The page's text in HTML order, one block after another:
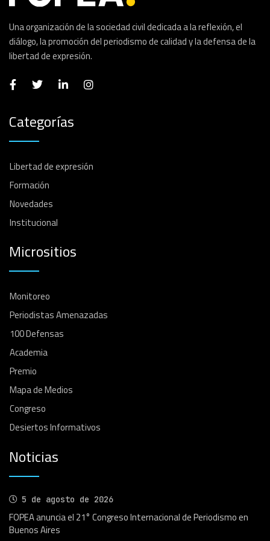
Una organización de la sociedad civil dedicada a la reflexión, el
diálogo, la promoción del periodismo de calidad y la defensa de la
libertad de expresión.
Categorías
Libertad de expresión
Formación
Novedades
Institucional
Micrositios
Monitoreo
Periodistas Amenazadas
100 Defensas
Academia
Premio
Mapa de Medios
Congreso
Desiertos Informativos
Noticias
5 de agosto de 2026
FOPEA anuncia el 21° Congreso Internacional de Periodismo en
Buenos Aires